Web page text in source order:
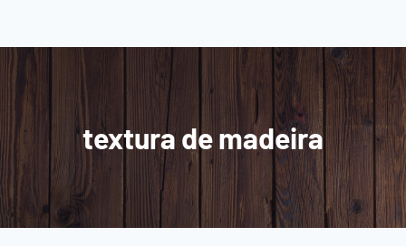
textura de madeira